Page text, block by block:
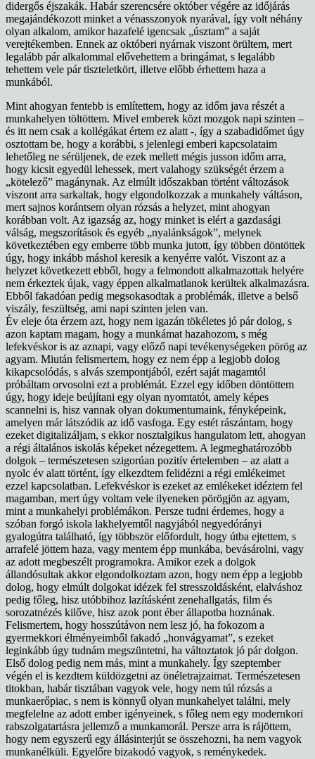
didergős éjszakák. Habár szerencsére október végére az időjárás
megajándékozott minket a vénasszonyok nyarával, így volt néhány
olyan alkalom, amikor hazafelé igencsak „úsztam” a saját
verejtékemben. Ennek az októberi nyárnak viszont örültem, mert
legalább pár alkalommal elővehettem a bringámat, s legalább
tehettem vele pár tiszteletkört, illetve előbb érhettem haza a
munkából.
Mint ahogyan fentebb is említettem, hogy az időm java részét a
munkahelyen töltöttem. Mivel emberek közt mozgok napi szinten –
és itt nem csak a kollégákat értem ez alatt -, így a szabadidőmet úgy
osztottam be, hogy a korábbi, s jelenlegi emberi kapcsolataim
lehetőleg ne sérüljenek, de ezek mellett mégis jusson időm arra,
hogy kicsit egyedül lehessek, mert valahogy szükségét érzem a
„kötelező” magánynak. Az elmúlt időszakban történt változások
viszont arra sarkaltak, hogy elgondolkozzak a munkahely váltáson,
mert sajnos korántsem olyan rózsás a helyzet, mint ahogyan
korábban volt. Az igazság az, hogy minket is elért a gazdasági
válság, megszorítások és egyéb „nyalánkságok”, melynek
következtében egy emberre több munka jutott, így többen döntöttek
úgy, hogy inkább máshol keresik a kenyérre valót. Viszont az a
helyzet következett ebből, hogy a felmondott alkalmazottak helyére
nem érkeztek újak, vagy éppen alkalmatlanok kerültek alkalmazásra.
Ebből fakadóan pedig megsokasodtak a problémák, illetve a belső
viszály, feszültség, ami napi szinten jelen van.
Év eleje óta érzem azt, hogy nem igazán tökéletes jó pár dolog, s
azon kaptam magam, hogy a munkámat hazahozom, s még
lefekvéskor is az aznapi, vagy előző napi tevékenységeken pörög az
agyam. Miután felismertem, hogy ez nem épp a legjobb dolog
kikapcsolódás, s alvás szempontjából, ezért saját magamtól
próbáltam orvosolni ezt a problémát. Ezzel egy időben döntöttem
úgy, hogy ideje beújítani egy olyan nyomtatót, amely képes
scannelni is, hisz vannak olyan dokumentumaink, fényképeink,
amelyen már látszódik az idő vasfoga. Egy estét rászántam, hogy
ezeket digitalizáljam, s ekkor nosztalgikus hangulatom lett, ahogyan
a régi általános iskolás képeket nézegettem. A legmeghatározóbb
dolgok – természetesen szigorúan pozitív értelemben – az alatt a
nyolc év alatt történt, így elkezdtem felidézni a régi emlékeimet
ezzel kapcsolatban. Lefekvéskor is ezeket az emlékeket idéztem fel
magamban, mert úgy voltam vele ilyeneken pörögjön az agyam,
mint a munkahelyi problémákon. Persze tudni érdemes, hogy a
szóban forgó iskola lakhelyemtől nagyjából negyedórányi
gyalogútra található, így többször előfordult, hogy útba ejtettem, s
arrafelé jöttem haza, vagy mentem épp munkába, bevásárolni, vagy
az adott megbeszélt programokra. Amikor ezek a dolgok
állandósultak akkor elgondolkoztam azon, hogy nem épp a legjobb
dolog, hogy elmúlt dolgokat idézek fel stresszoldásként, elalváshoz
pedig főleg, hisz utóbbihoz lazításként zenehallgatás, film és
sorozatnézés kilőve, hisz azok pont éber állapotba hoznának.
Felismertem, hogy hosszútávon nem lesz jó, ha fokozom a
gyermekkori élményeimből fakadó „honvágyamat”, s ezeket
leginkább úgy tudnám megszüntetni, ha változtatok jó pár dolgon.
Első dolog pedig nem más, mint a munkahely. Így szeptember
végén el is kezdtem küldözgetni az önéletrajzaimat. Természetesen
titokban, habár tisztában vagyok vele, hogy nem túl rózsás a
munkaerőpiac, s nem is könnyű olyan munkahelyet találni, mely
megfelelne az adott ember igényeinek, s főleg nem egy modernkori
rabszolgatartásra jellemző a munkamorál. Persze arra is rájöttem,
hogy nem egyszerű egy állásinterjút se összehozni, ha nem vagyok
munkanélküli. Egyelőre bizakodó vagyok, s reménykedek.